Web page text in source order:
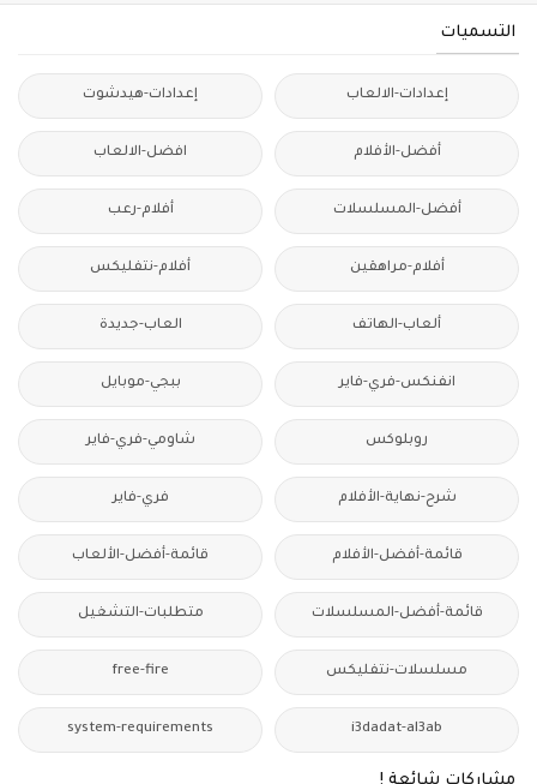
التسميات
إعدادات-الالعاب إعدادات-هيدشوت
أفضل-الأفلام افضل-الالعاب
أفضل-المسلسلات أفلام-رعب
أفلام-مراهقين أفلام-نتفليكس
ألعاب-الهاتف العاب-جديدة
انفنكس-فري-فاير ببجي-موبايل
روبلوكس شاومي-فري-فاير
شرح-نهاية-الأفلام فري-فاير
قائمة-أفضل-الأفلام قائمة-أفضل-الألعاب
قائمة-أفضل-المسلسلات متطلبات-التشغيل
مسلسلات-نتفليكس free-fire
i3dadat-al3ab
system-requirements